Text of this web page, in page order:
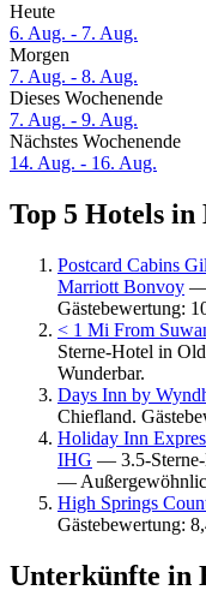
Heute
6. Aug. - 7. Aug.
Morgen
7. Aug. - 8. Aug.
Dieses Wochenende
7. Aug. - 9. Aug.
Nächstes Wochenende
14. Aug. - 16. Aug.
Top 5 Hotels
Postcard Cabins
Marriott Bonvoy —
Gästebewertung:
< 1 Mi From
Sterne-Hotel in
Wunderbar.
Days Inn by
Chiefland.
Holiday Inn
IHG — 3.5-Sterne-
—
High Springs
Gästebewertung:
Unterkünfte in